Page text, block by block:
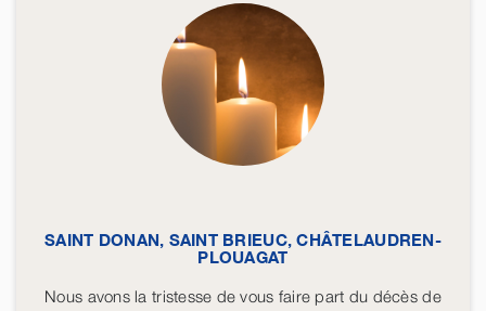
SAINT DONAN, SAINT BRIEUC, CHÂTELAUDREN-
PLOUAGAT
Nous avons la tristesse de vous faire part du décès de